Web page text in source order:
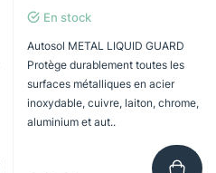
En stock
Autosol METAL LIQUID GUARD
Protège durablement toutes les
surfaces métalliques en acier
inoxydable, cuivre, laiton, chrome,
aluminium et aut..